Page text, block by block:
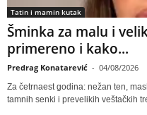
Tatin i mamin kutak
Šminka za malu i
primereno i kako...
Predrag Konatarević - 04/08/2026
Za četrnaest godina: nežan ten,
tamnih senki i prevelikih veštačkih